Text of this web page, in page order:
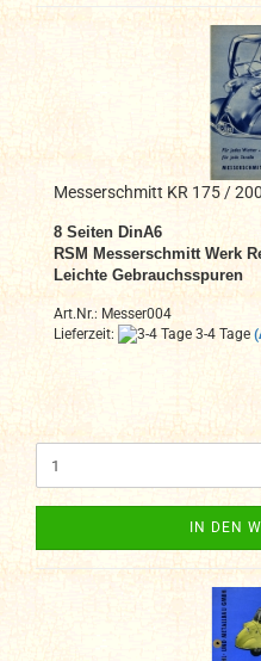
Messerschmitt KR 175 /
8 Seiten DinA6
RSM Messerschmitt Werk
Leichte Gebrauchsspuren
Art.Nr.: Messer004
Lieferzeit:
3-4 Tage
IN DEN